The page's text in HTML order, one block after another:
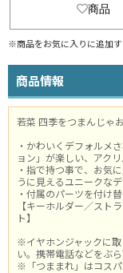
商品
※商品をお気に入りに追加す
商品情報
若菜 四季をつまんじゃ
・かわいくデフォルメ
ョン」が楽しい、アクリ
・指で持つ事で、お気
うに見えるユニークなデ
・付属のパーツを付け
【キーホルダー／スト
ト】
※イヤホンジャックに
い。携帯電話などをぶ
※「つままれ」はコスパ